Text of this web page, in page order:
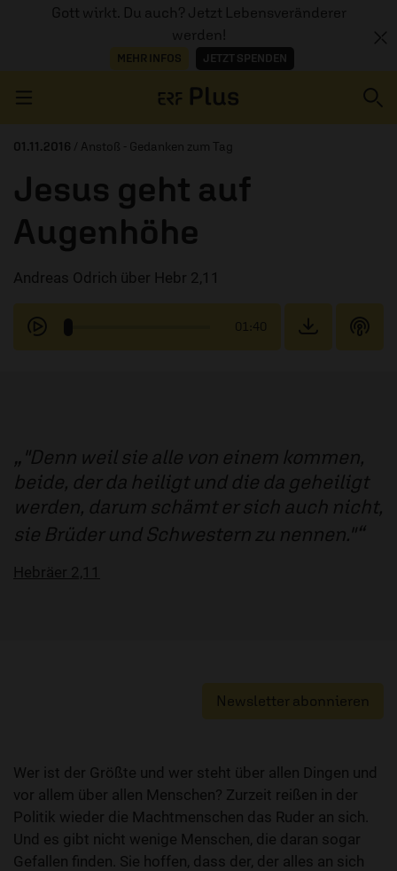
Gott wirkt. Du auch? Jetzt Lebensveränderer
werden!
MEHR INFOS JETZT SPENDEN
AUDIOTHEK
PROGRAMM
MITMACHEN
01.11.2016 / Anstoß - Gedanken zum Tag
Jesus geht auf
Augenhöhe
Andreas Odrich über Hebr 2,11
01:40
"Denn weil sie alle von einem kommen,
beide, der da heiligt und die da geheiligt
werden, darum schämt er sich auch nicht,
sie Brüder und Schwestern zu nennen."
Hebräer 2,11
Newsletter abonnieren
Wer ist der Größte und wer steht über allen Dingen und
vor allem über allen Menschen? Zurzeit reißen in der
Politik wieder die Machtmenschen das Ruder an sich.
Und es gibt nicht wenige Menschen, die daran sogar
Gefallen finden. Sie hoffen, dass der, der alles an sich